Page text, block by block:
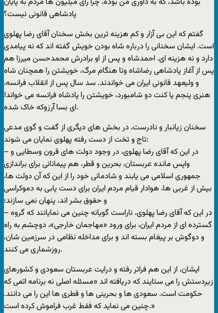
پادشاهی قانونی نيست؟
گفتم که اين بی آزار و کم هزينه ترين بخش سخنان آقای رضا پهلوی
است. ايشان سخنانی را درباره شاه بودن خويش گفته اند که نه پيامدی
دارد و نه هزينه ای. احمدشاه و پس از او برادرش محمدحسن ميرزا هم
پس از آغاز پادشاهی رضاشاه وتا هنگام مرگ، خويشتن را همچنان شاه
و وليعهد قانونی ايران می خواندند. سد سال پس از انقلاب فرانسه،
هنری پنجم يا کنت دو شامبورد، خويشتن را پادشاه فرانسه می خواند!
ای بسا آرزوکه خاک شده.
سخنان زيانبار و نادرست، در بخش های ديگری از گفت و گوی مدعی
تاج و تخت از دست رفته پهلوی نمايان می شوند:
– در اين که آقای رضا پهلوی، در وجود دولت های قرون وسطايی و
واپس مانده عربستان، بحرين و قطر، هم پيمانانی برای براندازی
جمهوری اسلامی می يابند و شادمانی خود را از اين که آن دولت ها،
بيش از غربی ها، هوادار قيام مردم ايران برای دست يابی به دموکراسی
و حقوق بشر اند، پنهان نمی سازند؛
– در اين که آقای رضا پهلوی، ناراست گويانه چنين می نمايانند که گروه
گسترده ای از مردم ايران، برای ورود «مهاجمان خارجی»، دوچشم به راه
و دوگوش بر پيغام بسته اند و برای مداخله نظامی در سرزمين شان،
روزشماری می کنند.
ايشان، از اين هم فراتر رفته و درايت عربستان سعودی و کشورهای
زيردستش را می ستايند که دريافته اند «مسئله اصلی نه برنامه اتمی که
حکومت است. سعودی ها و بحرينی ها و قطری ها اين را می دانند.
چنين می نمايد که فقط غرب فراموش کرده است.»